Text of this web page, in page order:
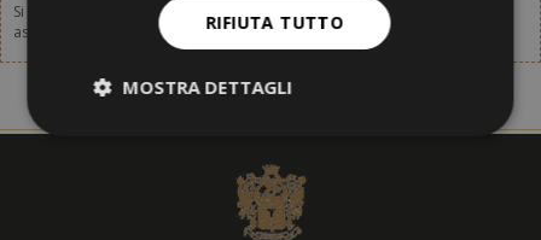
Si prega di non dimenticare di pensare anche allo stipulo di un
assicurazione di viaggio. Per ulteriori informazioni,
clicca [qui].
RIFIUTA TUTTO
MOSTRA DETTAGLI